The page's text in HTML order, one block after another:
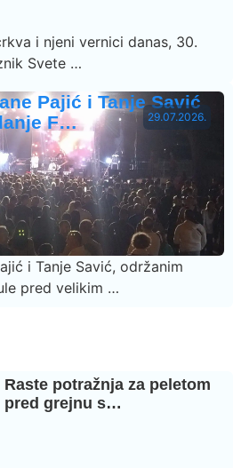
i njeni vernici danas, 30.
Svete …
29.07.2026.
Pajić i Tanje Savić
F…
i Tanje Savić, održanim
pred velikim …
Raste potražnja za peletom
pred grejnu s…